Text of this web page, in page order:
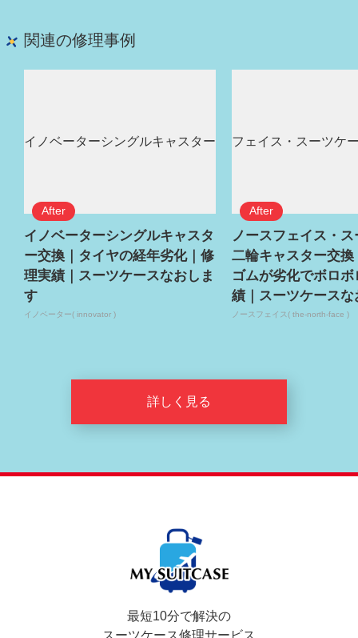
関連の修理事例
イノベーターシングルキャスタ
ー交換｜タイヤの経年劣化｜修
理実績｜スーツケースなおしま
す
イノベーター( innovator )
ノースフェイス・
二輪キャスター交換
ゴムが劣化でボロ
績｜スーツケースな
ノースフェイス( the-north-face )
詳しく見る
最短10分で解決の
スーツケース修理サービス